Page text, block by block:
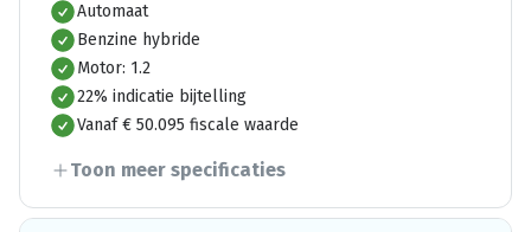
Automaat
Benzine hybride
Motor: 1.2
22% indicatie bijtelling
Vanaf € 50.095 fiscale waarde
Toon meer specificaties